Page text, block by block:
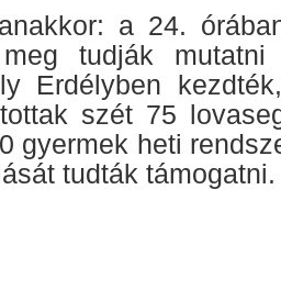
a 24.
tudják
Erdélyben
szét 75
gyermek heti
tudták támogatni.